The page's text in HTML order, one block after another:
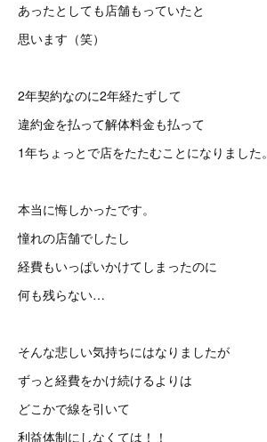
あったとしても店舗もっていたと
思います（笑）
2年契約なのに2年経たずして
違約金を払って解体料金も払って
1年ちょっとで店をたたむことになりました。
本当に悔しかったです。
憧れの店舗でしたし
経費もいっぱいかけてしまったのに
何も残らない…
そんな悲しい気持ちにはなりましたが
ずっと経費をかけ続けるよりは
どこかで線を引いて
利益体制にしなくては！！